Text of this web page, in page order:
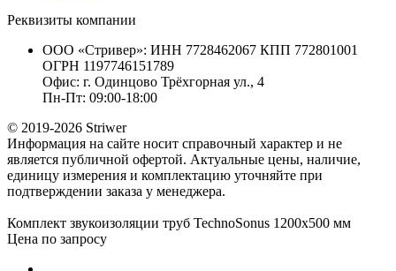
Реквизиты компании
ООО «Стривер»: ИНН 7728462067 КПП 772801001
ОГРН 1197746151789
Офис: г. Одинцово Трёхгорная ул., 4
Пн-Пт: 09:00-18:00
© 2019-2026 Striwer
Информация на сайте носит справочный характер и не
является публичной офертой. Актуальные цены, наличие,
единицу измерения и комплектацию уточняйте при
подтверждении заказа у менеджера.
Комплект звукоизоляции труб TechnoSonus 1200х500 мм
Цена по запросу